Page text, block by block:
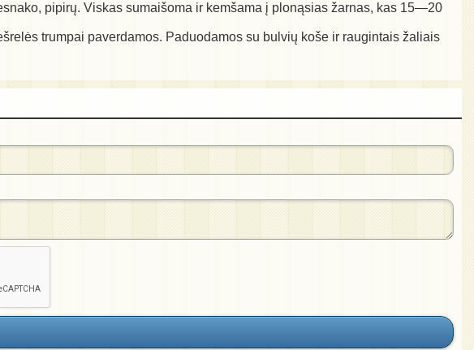
pipirų. Viskas sumaišoma ir kemšama į plonąsias žarnas, kas 15—20
trumpai paverdamos. Paduodamos su bulvių koše ir raugintais žaliais